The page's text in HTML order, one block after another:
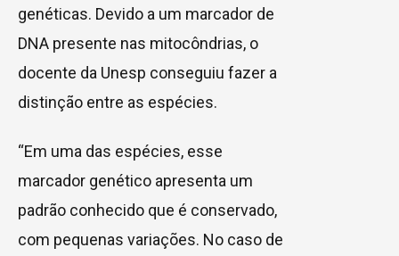
genéticas. Devido a um marcador de
DNA presente nas mitocôndrias, o
docente da Unesp conseguiu fazer a
distinção entre as espécies.
“Em uma das espécies, esse
marcador genético apresenta um
padrão conhecido que é conservado,
com pequenas variações. No caso de